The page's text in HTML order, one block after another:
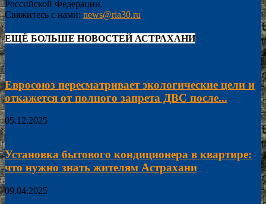
Российской Федерации.
Свяжитесь с нами: news@ria30.ru
ЕЩЁ БОЛЬШЕ НОВОСТЕЙ АСТРАХАНИ
Евросоюз пересматривает экологические цели и
откажется от полного запрета ДВС после...
05.12.2025
Установка бытового кондиционера в квартире:
что нужно знать жителям Астрахани
09.04.2025